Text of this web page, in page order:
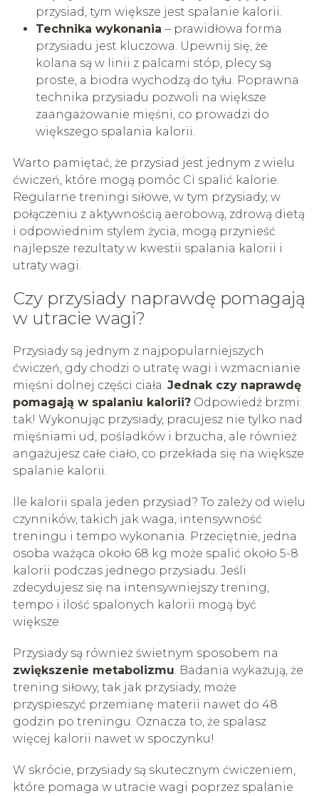
przysiad, tym większe jest spalanie kalorii.
Technika wykonania – prawidłowa forma
przysiadu jest kluczowa. Upewnij się, że
kolana są w linii z palcami stóp, plecy są
proste, a biodra wychodzą do tyłu. Poprawna
technika przysiadu pozwoli na większe
zaangażowanie mięśni, co prowadzi do
większego spalania kalorii.
Warto pamiętać, że przysiad jest jednym z wielu
ćwiczeń, które mogą pomóc Ci spalić kalorie.
Regularne treningi siłowe, w tym przysiady, w
połączeniu z aktywnością aerobową, zdrową dietą
i odpowiednim stylem życia, mogą przynieść
najlepsze rezultaty w kwestii spalania kalorii i
utraty wagi.
Czy przysiady naprawdę pomagają
w utracie wagi?
Przysiady są jednym z najpopularniejszych
ćwiczeń, gdy chodzi o utratę wagi i wzmacnianie
mięśni dolnej części ciała. Jednak czy naprawdę
pomagają w spalaniu kalorii?Odpowiedź brzmi:
tak! Wykonując przysiady, pracujesz nie tylko nad
mięśniami ud, pośladków i brzucha, ale również
angażujesz całe ciało, co przekłada się na większe
spalanie kalorii.
Ile kalorii spala jeden przysiad? To zależy od wielu
czynników, takich jak waga, intensywność
treningu i tempo wykonania. Przeciętnie, jedna
osoba ważąca około 68 kg może spalić około 5-8
kalorii podczas jednego przysiadu. Jeśli
zdecydujesz się na intensywniejszy trening,
tempo i ilość spalonych kalorii mogą być
większe.
Przysiady są również świetnym sposobem na
zwiększenie metabolizmu . Badania wykazują, że
trening siłowy, tak jak przysiady, może
przyspieszyć przemianę materii nawet do 48
godzin po treningu. Oznacza to, że spalasz
więcej kalorii nawet w spoczynku!
W skrócie, przysiady są skutecznym ćwiczeniem,
które pomaga w utracie wagi poprzez spalanie